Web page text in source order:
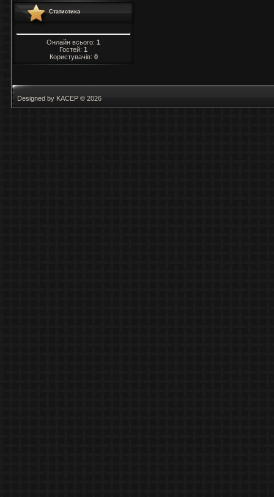
Статистика
Онлайн всього: 1
Гостей: 1
Користувачів: 0
Designed by KACEP © 2026